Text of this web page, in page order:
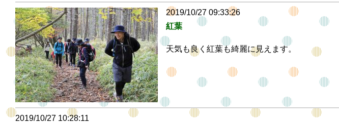
2019/10/27 09:33:26
紅葉
天気も良く紅葉も綺麗に見えます。
2019/10/27 10:28:11